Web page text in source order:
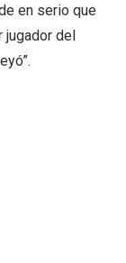
en serio que
jugador del